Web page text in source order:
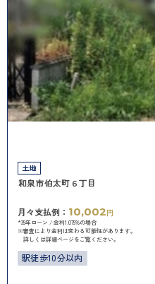
土地
和泉市伯太町６丁目
月々支払例： 10,002円
*35年ローン / 金利1.075%の場合
※審査により金利は変わる可能性があります。
詳しくは詳細ページをご覧ください。
駅徒歩10分以内